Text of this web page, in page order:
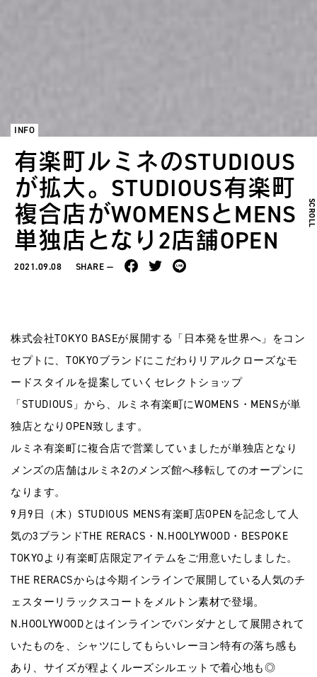
INFO
有楽町ルミネのSTUDIOUS
が拡大。STUDIOUS有楽町
複合店がWOMENSとMENS
単独店となり2店舗OPEN
2021.09.08 SHARE
SCROLL
株式会社TOKYO BASEが展開する「日本発を世界へ」をコン
セプトに、TOKYOブランドにこだわりリアルクローズなモ
ードスタイルを提案していくセレクトショップ
「STUDIOUS」から、ルミネ有楽町にWOMENS・MENSが単
独店となりOPEN致します。
ルミネ有楽町に複合店で営業していましたが単独店となり
メンズの店舗はルミネ2のメンズ館へ移転してのオープンに
なります。
9月9日（木）STUDIOUS MENS有楽町店OPENを記念して人
気の3ブランドTHE RERACS・N.HOOLYWOOD・BESPOKE
TOKYOより有楽町店限定アイテムをご用意いたしました。
THE RERACSからは今期インラインで展開している人気のチ
ェスターリラックスコートをメルトン素材で登場。
N.HOOLYWOODとはインラインでバンダナとして展開されて
いたものを、シャツにしてもらいレーヨン特有の落ち感も
あり、サイズが程よくルーズシルエットで着心地も◎